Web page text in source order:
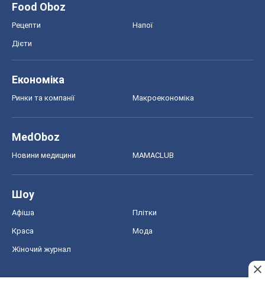
Food Oboz
Рецепти Напої
Дієти
Економіка
Ринки та компанії Макроекономіка
MedOboz
Новини медицини MAMACLUB
Шоу
Афіша Плітки
Краса Мода
Жіночий журнал